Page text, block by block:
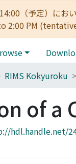
（予定）に
2:00 PM
RIMS Kokyuroku
of a
hdl.handle.net/